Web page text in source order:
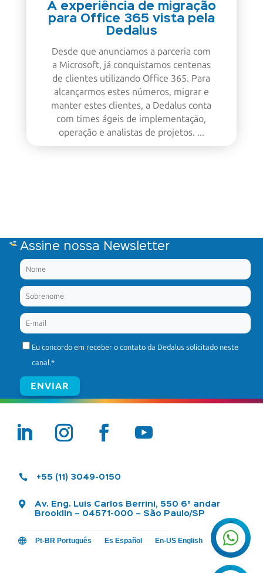
A experiência de migração
para Office 365 vista pela
Dedalus
Desde que anunciamos a parceria com
a Microsoft, já conquistamos centenas
de clientes utilizando Office 365. Para
alcançarmos estes números, migrar e
manter estes clientes, a Dedalus conta
com times ágeis de implementação,
operação e analistas de projetos. ...
Assine nossa Newsletter
Eu concordo em receber o contato da Dedalus solicitado neste
canal.*

 +55 (11) 3049-0150

Av. Eng. Luis Carlos Berrini, 550 6° andar
Brooklin – 04571-000 – São Paulo/SP
 Pt-BR Português Es Español En-US English